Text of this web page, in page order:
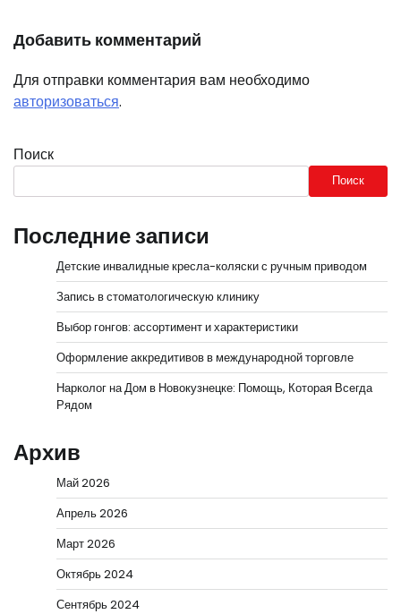
Добавить комментарий
Для отправки комментария вам необходимо
авторизоваться.
Поиск
Поиск
Последние записи
Детские инвалидные кресла-коляски с ручным приводом
Запись в стоматологическую клинику
Выбор гонгов: ассортимент и характеристики
Оформление аккредитивов в международной торговле
Нарколог на Дом в Новокузнецке: Помощь, Которая Всегда
Рядом
Архив
Май 2026
Апрель 2026
Март 2026
Октябрь 2024
Сентябрь 2024